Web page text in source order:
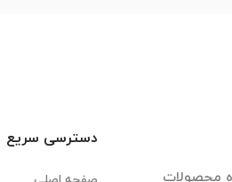
محصولات
دسترسی سریع